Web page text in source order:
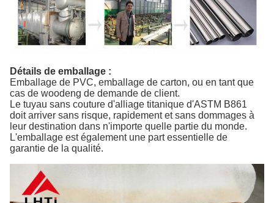
Détails de emballage :
Emballage de PVC, emballage de carton, ou en tant que
cas de woodeng de demande de client.
Le tuyau sans couture d'alliage titanique d'ASTM B861
doit arriver sans risque, rapidement et sans dommages à
leur destination dans n'importe quelle partie du monde.
L'emballage est également une part essentielle de
garantie de la qualité.